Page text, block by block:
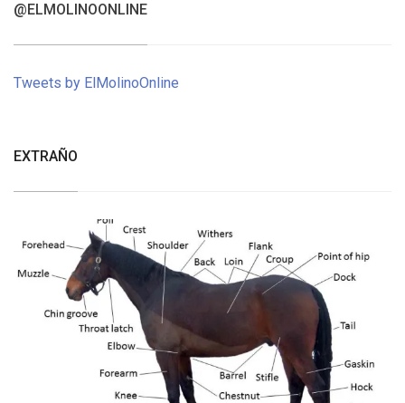
@ELMOLINOONLINE
Tweets by ElMolinoOnline
EXTRAÑO